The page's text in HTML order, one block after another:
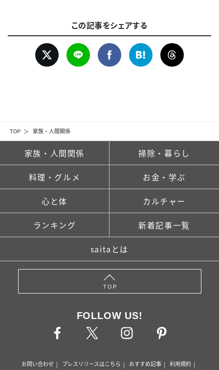
TOP 家族・人間関係
この記事をシェアする
家族・人間関係 掃除・暮らし
料理・グルメ お金・学ぶ
心と体 カルチャー
ランキング 新着記事一覧
saitaとは
TOP
FOLLOW US!
お問い合わせ プレスリリースはこちら おすすめ記事 利用規約